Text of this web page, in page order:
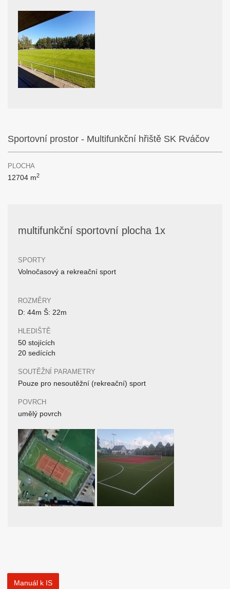
Sportovní prostor - Multifunkční hřiště SK Rváčov
PLOCHA
12704 m2
multifunkční sportovní plocha 1x
SPORTY
Volnočasový a rekreační sport
ROZMĚRY
D: 44m Š: 22m
HLEDIŠTĚ
50 stojících
20 sedících
SOUTĚŽNÍ PARAMETRY
Pouze pro nesoutěžní (rekreační) sport
POVRCH
umělý povrch
Manuál k IS